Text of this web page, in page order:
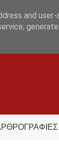
and user-